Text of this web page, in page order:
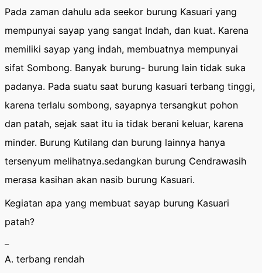
Pada zaman dahulu ada seekor burung Kasuari yang
mempunyai sayap yang sangat Indah, dan kuat. Karena
memiliki sayap yang indah, membuatnya mempunyai
sifat Sombong. Banyak burung- burung lain tidak suka
padanya. Pada suatu saat burung kasuari terbang tinggi,
karena terlalu sombong, sayapnya tersangkut pohon
dan patah, sejak saat itu ia tidak berani keluar, karena
minder. Burung Kutilang dan burung lainnya hanya
tersenyum melihatnya.sedangkan burung Cendrawasih
merasa kasihan akan nasib burung Kasuari.
Kegiatan apa yang membuat sayap burung Kasuari
patah?
A. terbang rendah